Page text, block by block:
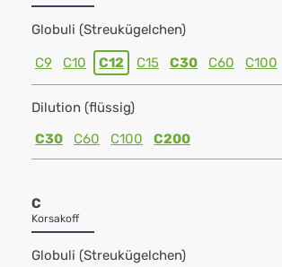
Globuli (Streukügelchen)
C9 C10 C12 C15 C30 C60 C100
Dilution (flüssig)
C30
C60 C100 C200
C
Korsakoff
Globuli (Streukügelchen)